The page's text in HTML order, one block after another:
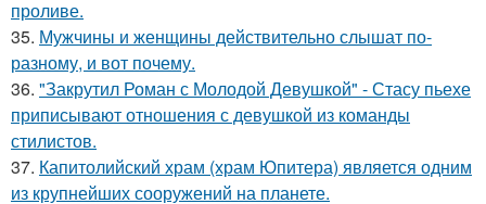
проливе.
35. Мужчины и женщины действительно слышат по-
разному, и вот почему.
36. "Закрутил Роман с Молодой Девушкой" - Стасу пьехе
приписывают отношения с девушкой из команды
стилистов.
37. Капитолийский храм (храм Юпитера) является одним
из крупнейших сооружений на планете.